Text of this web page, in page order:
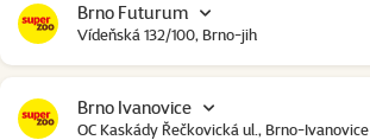
Brno Futurum
Vídeňská 132/100, Brno-jih
Brno Ivanovice
OC Kaskády Řečkovická ul., Brno-Ivanovice